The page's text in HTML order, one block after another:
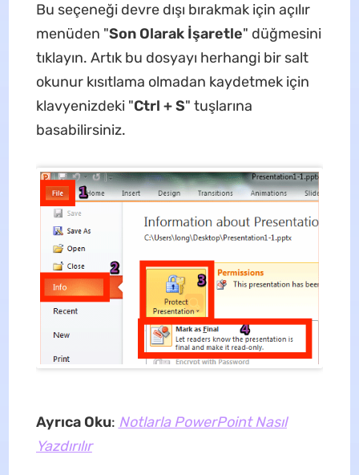
Bu seçeneği devre dışı bırakmak için açılır
menüden "Son Olarak İşaretle" düğmesini
tıklayın. Artık bu dosyayı herhangi bir salt
okunur kısıtlama olmadan kaydetmek için
klavyenizdeki "Ctrl + S" tuşlarına
basabilirsiniz.
Ayrıca Oku: Notlarla PowerPoint Nasıl
Yazdırılır